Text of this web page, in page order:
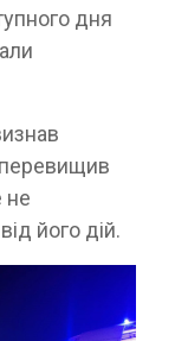
дня
не
його дій.